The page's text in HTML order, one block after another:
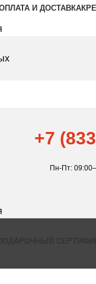
И ДОСТАВКА
+7
Пн-Пт: